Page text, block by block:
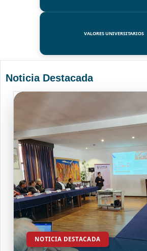
VALORES UNIVERSITARIOS
Noticia Destacada
NOTICIA DESTACADA